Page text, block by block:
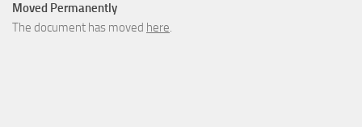
Moved Permanently
The document has moved here.